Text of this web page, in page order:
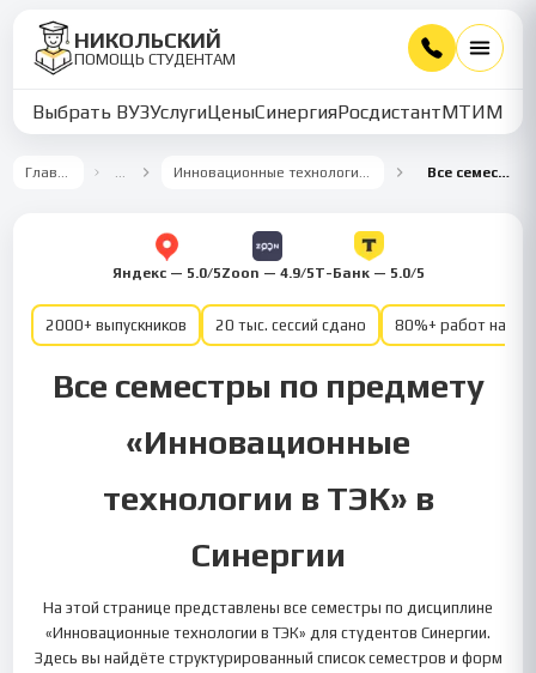
НИКОЛЬСКИЙ
ПОМОЩЬ СТУДЕНТАМ
Выбрать ВУЗУслугиЦеныСинергияРосдистантМТИММУ
Главная … Инновационные технологии в ТЭК Все семестры
Яндекс — 5.0/5Zoon — 4.9/5Т-Банк — 5.0/5
2000+ выпускников 20 тыс. сессий сдано 80%+ работ на
Все семестры по предмету
«Инновационные
технологии в ТЭК» в
Синергии
На этой странице представлены все семестры по дисциплине
«Инновационные технологии в ТЭК» для студентов Синергии.
Здесь вы найдёте структурированный список семестров и форм